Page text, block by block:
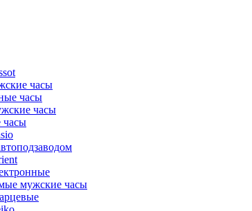
часы
часы
часы
часы
мужские часы